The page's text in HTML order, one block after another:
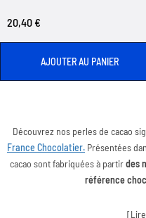
20,40 €
AJOUTER AU PANIER
Découvrez nos perles de cacao
France Chocolatier. Présentées
cacao sont fabriquées à partirdes
référence